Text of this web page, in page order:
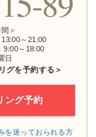
＞
～21:00
9:00～18:00
日
グを予約する＞
ング予約
を迷っておられる方